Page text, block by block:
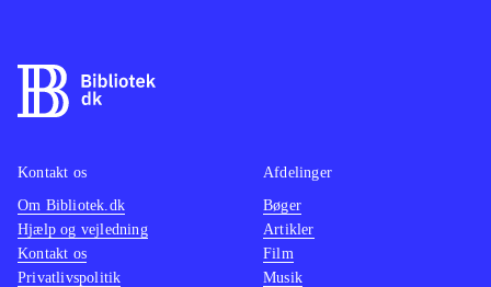
føler sig godt underholdt undervejs.
Et sikkert indkøb til spilhylden
Kontakt os
Om Bibliotek.dk
Hjælp og vejledning
Kontakt os
Privatlivspolitik
Afdelinger
Bøger
Artikler
Film
Musik